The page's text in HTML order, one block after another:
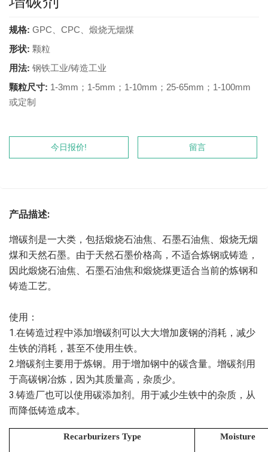
规格: GPC、CPC、煅烧无烟煤
形状: 颗粒
用法: 钢铁工业/铸造工业
颗粒尺寸: 1-3mm；1-5mm；1-10mm；25-65mm；1-100mm
或定制
今日报价! 留言
产品描述:
增碳剂是一大类，包括煅烧石油焦、石墨石油焦、煅烧无烟
煤和天然石墨。由于天然石墨价格高，不适合炼钢或铸造，
因此煅烧石油焦、石墨石油焦和煅烧煤更适合当前的炼钢和
铸造工艺。
使用：
1.在铸造过程中添加增碳剂可以大大增加废钢的消耗，减少
生铁的消耗，甚至不使用生铁。
2.增碳剂主要用于炼钢。用于增加钢中的碳含量。增碳剂用
于高碳钢冶炼，因为其质量高，杂质少。
3.铸造厂也可以使用碳添加剂。用于减少生铁中的杂质，从
而降低铸造成本。
Recarburizers Type Moisture